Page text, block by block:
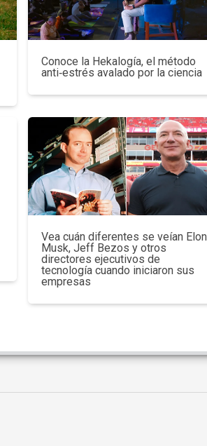
Conoce la Hekalogía, el método
anti‑estrés avalado por la ciencia
Vea cuán diferentes se veían Elon
Musk, Jeff Bezos y otros
directores ejecutivos de
tecnología cuando iniciaron sus
empresas